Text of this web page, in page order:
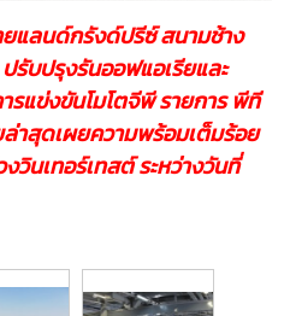
แลนด์กรังด์ปรีซ์ สนามช้าง
รับปรุงรันออฟแอเรียและ
รแข่งขันโมโตจีพี รายการ พีที
าสุดเผยความพร้อมเต็มร้อย
วินเทอร์เทสต์ ระหว่างวันที่